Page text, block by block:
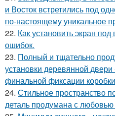
и Восток встретились под
по-настоящему уникальное
22. Как установить экран
ошибок.
23. Полный и тщательно
установки деревянной
финальной фиксации
24. Стильное пространство
деталь продумана с любовью